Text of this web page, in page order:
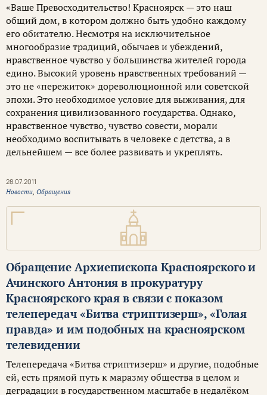
«Ваше Превосходительство! Красноярск — это наш
общий дом, в котором должно быть удобно каждому
его обитателю. Несмотря на исключительное
многообразие традиций, обычаев и убеждений,
нравственное чувство у большинства жителей города
едино. Высокий уровень нравственных требований —
это не «пережиток» дореволюционной или советской
эпохи. Это необходимое условие для выживания, для
сохранения цивилизованного государства. Однако,
нравственное чувство, чувство совести, морали
необходимо воспитывать в человеке с детства, а в
дельнейшем — все более развивать и укреплять.
28.07.2011
Новости, Обращения
Обращение Архиепископа Красноярского и
Ачинского Антония в прокуратуру
Красноярского края в связи с показом
телепередач «Битва стриптизерш», «Голая
правда» и им подобных на красноярском
телевидении
Телепередача «Битва стриптизерш» и другие, подобные
ей, есть прямой путь к маразму общества в целом и
деградации в государственном масштабе в недалёком